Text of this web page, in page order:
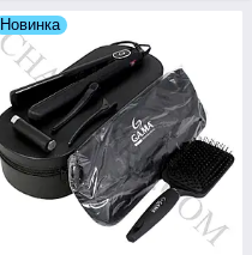
Новинка